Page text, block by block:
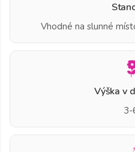
Vhodné na slunné
Výška v
3-